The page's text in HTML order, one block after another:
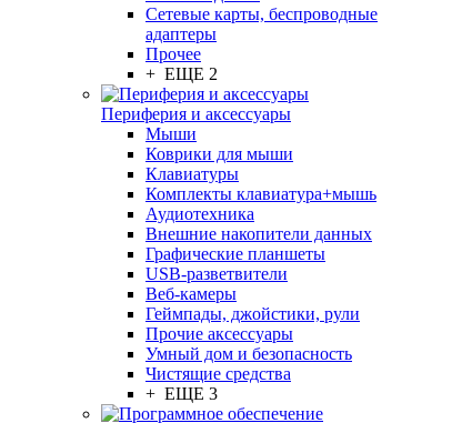
Сетевые карты, беспроводные
адаптеры
Прочее
+ ЕЩЕ 2
Периферия и аксессуары
Мыши
Коврики для мыши
Клавиатуры
Комплекты клавиатура+мышь
Аудиотехника
Внешние накопители данных
Графические планшеты
USB-разветвители
Веб-камеры
Геймпады, джойстики, рули
Прочие аксессуары
Умный дом и безопасность
Чистящие средства
+ ЕЩЕ 3